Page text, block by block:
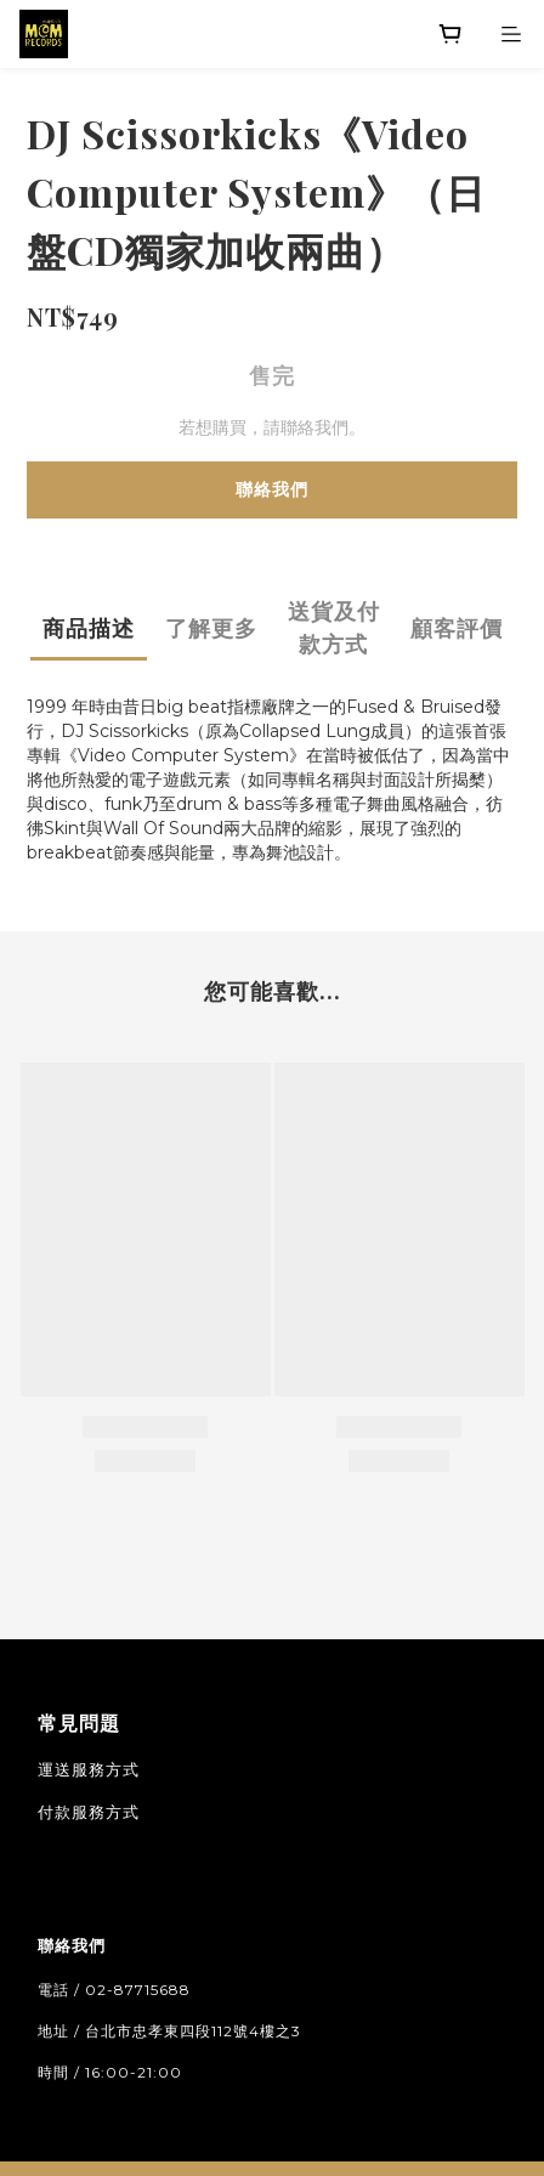
DJ Scissorkicks《Video
Computer System》（日
盤CD獨家加收兩曲）
NT$749
售完
若想購買，請聯絡我們。
聯絡我們
商品描述 了解更多
送貨及付
款方式
顧客評價
1999 年時由昔日big beat指標廠牌之一的Fused & Bruised發
行，DJ Scissorkicks（原為Collapsed Lung成員）的這張首張
專輯《Video Computer System》在當時被低估了，因為當中
將他所熱愛的電子遊戲元素（如同專輯名稱與封面設計所揭櫫）
與disco、funk乃至drum & bass等多種電子舞曲風格融合，彷
彿Skint與Wall Of Sound兩大品牌的縮影，展現了強烈的
breakbeat節奏感與能量，專為舞池設計。
您可能喜歡...
常見問題
運送服務方式
付款服務方式
聯絡我們
電話 / 02-87715688
地址 / 台北市忠孝東四段112號4樓之3
時間 / 16:00-21:00